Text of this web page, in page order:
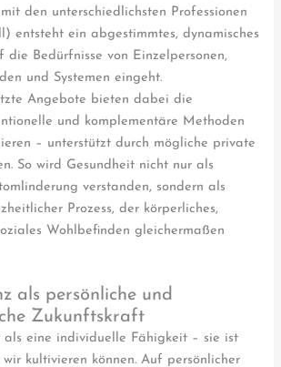
den unterschiedlichsten Professionen
entsteht ein abgestimmtes, dynamisches
die Bedürfnisse von Einzelpersonen,
und Systemen eingeht.
Angebote bieten dabei die
und komplementäre Methoden
– unterstützt durch mögliche private
So wird Gesundheit nicht nur als
verstanden, sondern als
Prozess, der körperliches,
Wohlbefinden gleichermaßen
als persönliche und
Zukunftskraft
als eine individuelle Fähigkeit – sie ist
kultivieren können. Auf persönlicher